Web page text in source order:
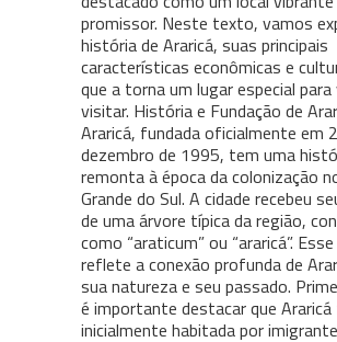
promissor. Neste texto, vamos
história de Araricá, suas principais
características econômicas e
que a torna um lugar especial para
visitar. História e Fundação de
Araricá, fundada oficialmente em
dezembro de 1995, tem uma
remonta à época da colonização
Grande do Sul. A cidade recebeu
de uma árvore típica da região,
como “araticum” ou “araricá”.
reflete a conexão profunda de
sua natureza e seu passado.
é importante destacar que
inicialmente habitada por